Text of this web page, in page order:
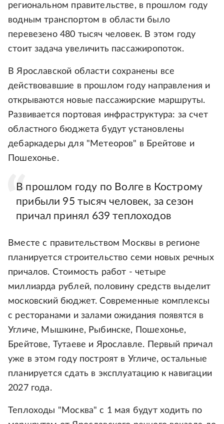
региональном правительстве, в прошлом году
водным транспортом в области было
перевезено 480 тысяч человек. В этом году
стоит задача увеличить пассажиропоток.
В Ярославской области сохранены все
действовавшие в прошлом году направления и
открываются новые пассажирские маршруты.
Развивается портовая инфраструктура: за счет
областного бюджета будут установлены
дебаркадеры для "Метеоров" в Брейтове и
Пошехонье.
В прошлом году по Волге в Кострому
прибыли 95 тысяч человек, за сезон
причал принял 639 теплоходов
Вместе с правительством Москвы в регионе
планируется строительство семи новых речных
причалов. Стоимость работ - четыре
миллиарда рублей, половину средств выделит
московский бюджет. Современные комплексы
с ресторанами и залами ожидания появятся в
Угличе, Мышкине, Рыбинске, Пошехонье,
Брейтове, Тутаеве и Ярославле. Первый причал
уже в этом году построят в Угличе, остальные
планируется сдать в эксплуатацию к навигации
2027 года.
Теплоходы "Москва" с 1 мая будут ходить по